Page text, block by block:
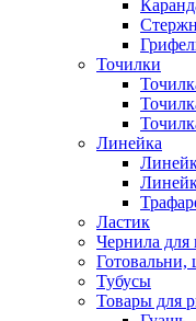
Точилки
Линейка
Ластик
Чернила для
Готовальни,
Тубусы
Товары для